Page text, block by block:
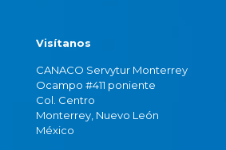
Visítanos
CANACO Servytur Monterrey
Ocampo #411 poniente
Col. Centro
Monterrey, Nuevo León
México